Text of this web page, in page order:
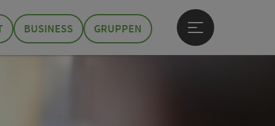
BUSINESS GRUPPEN
Hauptmenü öffnen